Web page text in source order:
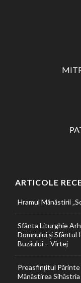
ARTICOLE
Hramul Mănăstirii
Sfânta Liturghie
Domnului și Sfântul
Buzăului – Vîrtej
Preasfințitul
Mănăstirea Sihăstria